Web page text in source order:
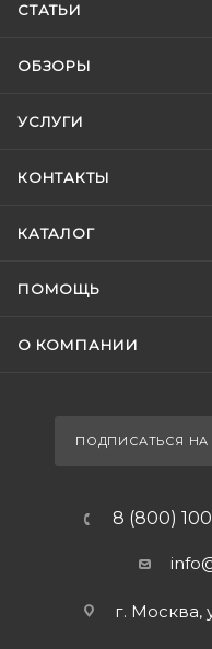
СТАТЬИ
ОБЗОРЫ
УСЛУГИ
КОНТАКТЫ
КАТАЛОГ
ПОМОЩЬ
О КОМПАНИИ
ПОДПИСАТЬСЯ НА
8 (800)
г. Москва,